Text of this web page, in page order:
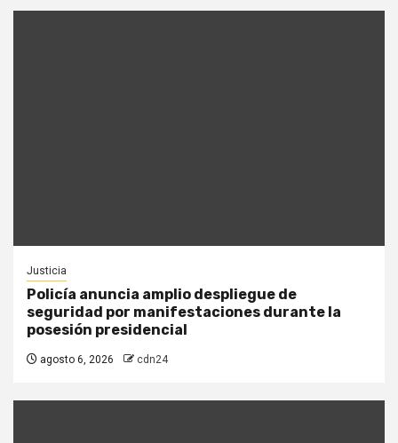
Justicia
Policía anuncia amplio despliegue de
seguridad por manifestaciones durante la
posesión presidencial
agosto 6, 2026 cdn24